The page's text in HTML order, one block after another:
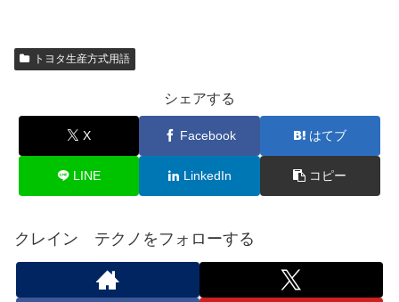
トヨタ生産方式用語
シェアする
X Facebook はてブ
LINE LinkedIn コピー
クレイン テクノをフォローする